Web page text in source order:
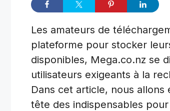
Les amateurs de
plateforme pour stocker
disponibles, Mega.co.nz se
utilisateurs exigeants à la
Dans cet article, nous
tête des indispensables